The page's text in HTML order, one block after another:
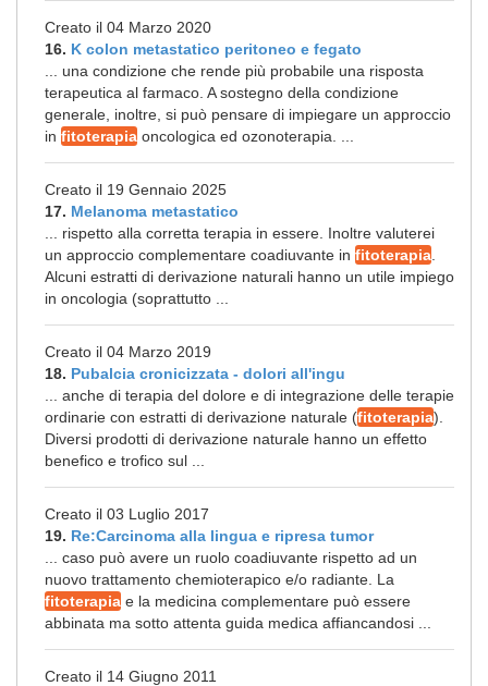
Creato il 04 Marzo 2020
16. K colon metastatico peritoneo e fegato
... una condizione che rende più probabile una risposta
terapeutica al farmaco. A sostegno della condizione
generale, inoltre, si può pensare di impiegare un approccio
in fitoterapia oncologica ed ozonoterapia. ...
Creato il 19 Gennaio 2025
17. Melanoma metastatico
... rispetto alla corretta terapia in essere. Inoltre valuterei
un approccio complementare coadiuvante in fitoterapia
Alcuni estratti di derivazione naturali hanno un utile impiego
in oncologia (soprattutto ...
Creato il 04 Marzo 2019
18. Pubalcia cronicizzata - dolori all'ingu
... anche di terapia del dolore e di integrazione delle terapie
ordinarie con estratti di derivazione naturale (fitoterapia).
Diversi prodotti di derivazione naturale hanno un effetto
benefico e trofico sul ...
Creato il 03 Luglio 2017
19. Re:Carcinoma alla lingua e ripresa tumor
... caso può avere un ruolo coadiuvante rispetto ad un
nuovo trattamento chemioterapico e/o radiante. La
fitoterapia e la medicina complementare può essere
abbinata ma sotto attenta guida medica affiancandosi ...
Creato il 14 Giugno 2011